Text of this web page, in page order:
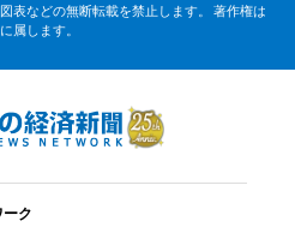
表などの無断転載を禁止します。 著作権は
属します。
ク